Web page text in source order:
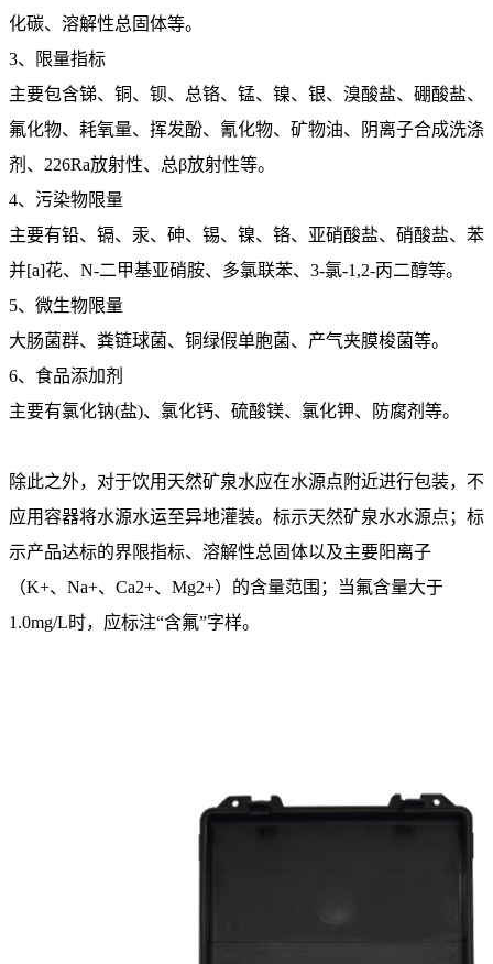
化碳、溶解性总固体等。
3、限量指标
主要包含锑、铜、钡、总铬、锰、镍、银、溴酸盐、硼酸盐、
氟化物、耗氧量、挥发酚、氰化物、矿物油、阴离子合成洗涤
剂、226Ra放射性、总β放射性等。
4、污染物限量
主要有铅、镉、汞、砷、锡、镍、铬、亚硝酸盐、硝酸盐、苯
并[a]花、N-二甲基亚硝胺、多氯联苯、3-氯-1,2-丙二醇等。
5、微生物限量
大肠菌群、粪链球菌、铜绿假单胞菌、产气夹膜梭菌等。
6、食品添加剂
主要有氯化钠(盐)、氯化钙、硫酸镁、氯化钾、防腐剂等。
除此之外，对于饮用天然矿泉水应在水源点附近进行包装，不
应用容器将水源水运至异地灌装。标示天然矿泉水水源点；标
示产品达标的界限指标、溶解性总固体以及主要阳离子
（K+、Na+、Ca2+、Mg2+）的含量范围；当氟含量大于
1.0mg/L时，应标注“含氟”字样。